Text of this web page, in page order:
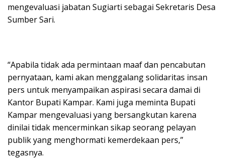
mengevaluasi jabatan Sugiarti sebagai Sekretaris Desa
Sumber Sari.
“Apabila tidak ada permintaan maaf dan pencabutan
pernyataan, kami akan menggalang solidaritas insan
pers untuk menyampaikan aspirasi secara damai di
Kantor Bupati Kampar. Kami juga meminta Bupati
Kampar mengevaluasi yang bersangkutan karena
dinilai tidak mencerminkan sikap seorang pelayan
publik yang menghormati kemerdekaan pers,”
tegasnya.